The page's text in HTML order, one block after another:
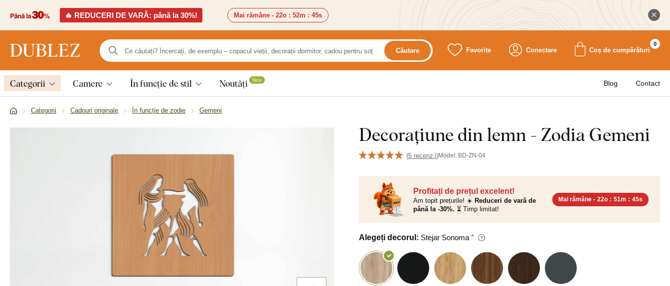
🔥 REDUCERI DE VARĂ: până la 30%! Mai rămâne - 22o : 52m : 44s
Căutare Favorite Conectare Coș de cumpărături
0
Categorii Camere În funcție de stil Noutăți Nou Blog Contact
Categorii Cadouri originale În funcție de zodie Gemeni
Decorațiune din lemn - Zodia Gemeni
(5 recenzii)Model: BD-ZN-04
Profitați de prețul excelent!
Am topit prețurile! ☀️ Reduceri de vară de
până la -30%. ⏳ Timp limitat!
Mai rămâne - 22o : 51m : 44s
Alegeți decorul: Stejar Sonoma